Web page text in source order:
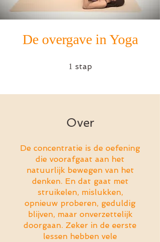
De overgave in Yoga
1 stap
Over
De concentratie is de oefening
die voorafgaat aan het
natuurlijk bewegen van het
denken. En dat gaat met
struikelen, mislukken,
opnieuw proberen, geduldig
blijven, maar onverzettelijk
doorgaan. Zeker in de eerste
lessen hebben vele